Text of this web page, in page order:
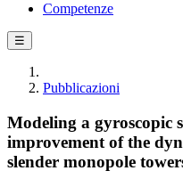
Competenze
☰
Pubblicazioni
Modeling a gyroscopic
improvement of the
slender monopole